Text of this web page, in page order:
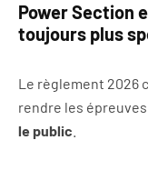
Power Section
toujours plus
Le règlement 2026
rendre les épreuves
le public